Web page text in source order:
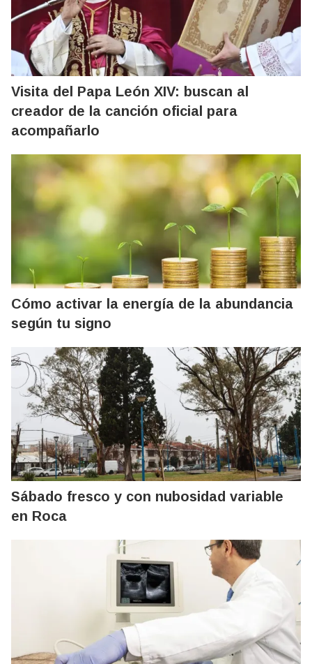
Visita del Papa León XIV: buscan al
creador de la canción oficial para
acompañarlo
Cómo activar la energía de la abundancia
según tu signo
Sábado fresco y con nubosidad variable
en Roca